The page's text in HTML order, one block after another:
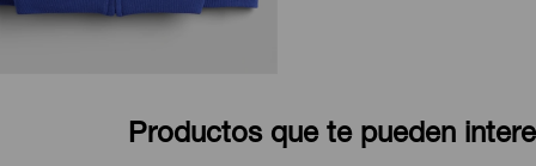
Productos que te pueden